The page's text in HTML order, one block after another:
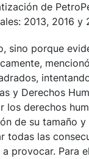
de
2013, 2016 y
sino porque
,
y Derechos
derechos
de su tamaño y
todas las
provocar. Para